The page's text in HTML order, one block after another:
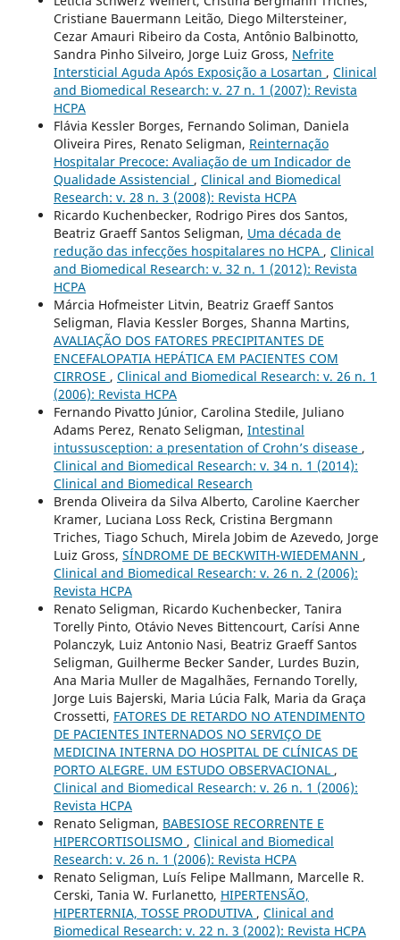
Cristiane Bauermann Leitão, Diego Miltersteiner,
Cezar Amauri Ribeiro da Costa, Antônio Balbinotto,
Sandra Pinho Silveiro, Jorge Luiz Gross, Nefrite
Intersticial Aguda Após Exposição a Losartan , Clinical
and Biomedical Research: v. 27 n. 1 (2007): Revista
HCPA
Flávia Kessler Borges, Fernando Soliman, Daniela
Oliveira Pires, Renato Seligman, Reinternação
Hospitalar Precoce: Avaliação de um Indicador de
Qualidade Assistencial , Clinical and Biomedical
Research: v. 28 n. 3 (2008): Revista HCPA
Ricardo Kuchenbecker, Rodrigo Pires dos Santos,
Beatriz Graeff Santos Seligman, Uma década de
redução das infecções hospitalares no HCPA , Clinical
and Biomedical Research: v. 32 n. 1 (2012): Revista
HCPA
Márcia Hofmeister Litvin, Beatriz Graeff Santos
Seligman, Flavia Kessler Borges, Shanna Martins,
AVALIAÇÃO DOS FATORES PRECIPITANTES DE
ENCEFALOPATIA HEPÁTICA EM PACIENTES COM
CIRROSE , Clinical and Biomedical Research: v. 26 n. 1
(2006): Revista HCPA
Fernando Pivatto Júnior, Carolina Stedile, Juliano
Adams Perez, Renato Seligman, Intestinal
intussusception: a presentation of Crohn’s disease ,
Clinical and Biomedical Research: v. 34 n. 1 (2014):
Clinical and Biomedical Research
Brenda Oliveira da Silva Alberto, Caroline Kaercher
Kramer, Luciana Loss Reck, Cristina Bergmann
Triches, Tiago Schuch, Mirela Jobim de Azevedo, Jorge
Luiz Gross, SÍNDROME DE BECKWITH-WIEDEMANN ,
Clinical and Biomedical Research: v. 26 n. 2 (2006):
Revista HCPA
Renato Seligman, Ricardo Kuchenbecker, Tanira
Torelly Pinto, Otávio Neves Bittencourt, Carísi Anne
Polanczyk, Luiz Antonio Nasi, Beatriz Graeff Santos
Seligman, Guilherme Becker Sander, Lurdes Buzin,
Ana Maria Muller de Magalhães, Fernando Torelly,
Jorge Luis Bajerski, Maria Lúcia Falk, Maria da Graça
Crossetti, FATORES DE RETARDO NO ATENDIMENTO
DE PACIENTES INTERNADOS NO SERVIÇO DE
MEDICINA INTERNA DO HOSPITAL DE CLÍNICAS DE
PORTO ALEGRE. UM ESTUDO OBSERVACIONAL ,
Clinical and Biomedical Research: v. 26 n. 1 (2006):
Revista HCPA
Renato Seligman, BABESIOSE RECORRENTE E
HIPERCORTISOLISMO , Clinical and Biomedical
Research: v. 26 n. 1 (2006): Revista HCPA
Renato Seligman, Luís Felipe Mallmann, Marcelle R.
Cerski, Tania W. Furlanetto, HIPERTENSÃO,
HIPERTERNIA, TOSSE PRODUTIVA , Clinical and
Biomedical Research: v. 22 n. 3 (2002): Revista HCPA